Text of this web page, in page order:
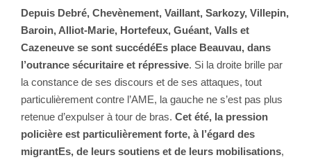
Depuis Debré, Chevènement, Vaillant, Sarkozy, Villepin,
Baroin, Alliot-Marie, Hortefeux, Guéant, Valls et
Cazeneuve se sont succédéEs place Beauvau, dans
l’outrance sécuritaire et répressive. Si la droite brille par
la constance de ses discours et de ses attaques, tout
particulièrement contre l’AME, la gauche ne s’est pas plus
retenue d’expulser à tour de bras. Cet été, la pression
policière est particulièrement forte, à l’égard des
migrantEs, de leurs soutiens et de leurs mobilisations,